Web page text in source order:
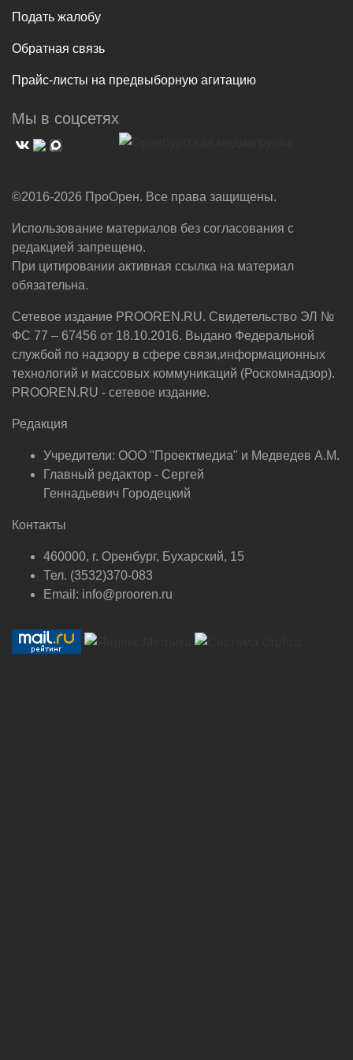
Подать жалобу
Обратная связь
Прайс-листы на предвыборную агитацию
Мы в соцсетях
©2016-2026 ПроОрен. Все права защищены.
Использование материалов без согласования с
редакцией запрещено.
При цитировании активная ссылка на материал
обязательна.
Сетевое издание PROOREN.RU. Свидетельство ЭЛ №
ФС 77 – 67456 от 18.10.2016. Выдано Федеральной
службой по надзору в сфере связи,информационных
технологий и массовых коммуникаций (Роскомнадзор).
PROOREN.RU - сетевое издание.
Редакция
Учредители: ООО "Проектмедиа" и Медведев А.М.
Главный редактор - Сергей
Геннадьевич Городецкий
Контакты
460000, г. Оренбург, Бухарский, 15
Тел. (3532)370-083
Email: info@prooren.ru